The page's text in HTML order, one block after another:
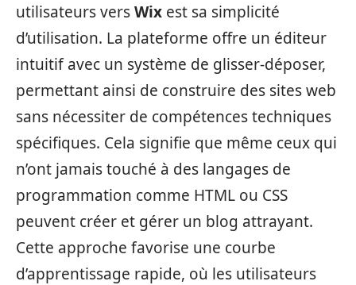
utilisateurs versWix est sa simplicité
d’utilisation. La plateforme offre un éditeur
intuitif avec un système de glisser-déposer,
permettant ainsi de construire des sites web
sans nécessiter de compétences techniques
spécifiques. Cela signifie que même ceux qui
n’ont jamais touché à des langages de
programmation comme HTML ou CSS
peuvent créer et gérer un blog attrayant.
Cette approche favorise une courbe
d’apprentissage rapide, où les utilisateurs